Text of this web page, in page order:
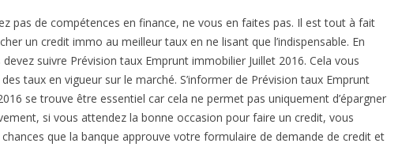
pas de compétences en finance, ne vous en faites pas. Il est tout à fait
un credit immo au meilleur taux en ne lisant que l’indispensable. En
suivre Prévision taux Emprunt immobilier Juillet 2016. Cela vous
taux en vigueur sur le marché. S’informer de Prévision taux Emprunt
se trouve être essentiel car cela ne permet pas uniquement d’épargner
si vous attendez la bonne occasion pour faire un credit, vous
que la banque approuve votre formulaire de demande de credit et